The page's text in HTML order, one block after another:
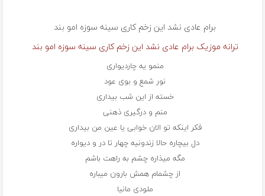
برام عادی نشد این زخم کاری سینه سوزه امو بند
ترانه موزیک برام عادی نشد این زخم کاری سینه سوزه امو بند
منمو یه چاردیواری
نور شمع و بوی عود
خسته از این شب بیداری
منم و درگیری ذهنی
فکر اینکه تو الان خوابی یا عین من بیداری
دل بیچاره حالا زندونیه چهار تا در و دیواره
مگه میذاره چشم به راهت باشم
از چشمام همش بارون میباره
ملودی مانیا